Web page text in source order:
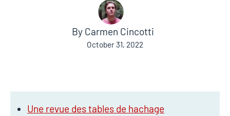
By Carmen Cincotti
October 31, 2022
Une revue des tables de hachage